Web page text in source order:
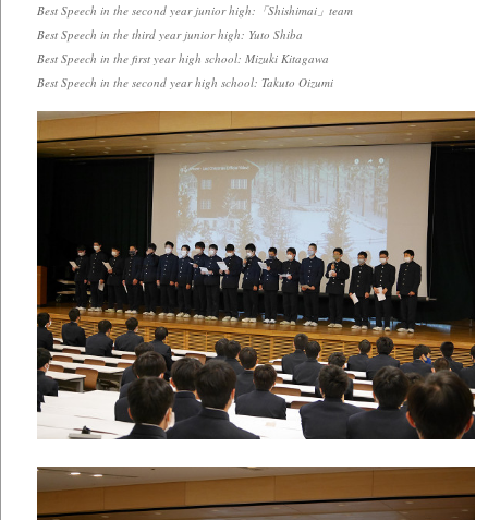
Best Speech in the second year junior high:「Shishimai」team
Best Speech in the third year junior high: Yuto Shiba
Best Speech in the first year high school: Mizuki Kitagawa
Best Speech in the second year high school: Takuto Oizumi